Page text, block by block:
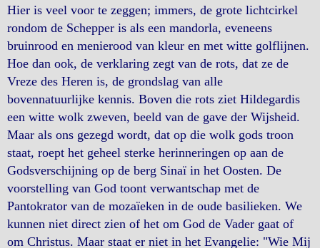
Hier is veel voor te zeggen; immers, de grote lichtcirkel
rondom de Schepper is als een mandorla, eveneens
bruinrood en menierood van kleur en met witte golflijnen.
Hoe dan ook, de verklaring zegt van de rots, dat ze de
Vreze des Heren is, de grondslag van alle
bovennatuurlijke kennis. Boven die rots ziet Hildegardis
een witte wolk zweven, beeld van de gave der Wijsheid.
Maar als ons gezegd wordt, dat op die wolk gods troon
staat, roept het geheel sterke herinneringen op aan de
Godsverschijning op de berg Sinaï in het Oosten. De
voorstelling van God toont verwantschap met de
Pantokrator van de mozaïeken in de oude basilieken. We
kunnen niet direct zien of het om God de Vader gaat of
om Christus. Maar staat er niet in het Evangelie: "Wie Mij